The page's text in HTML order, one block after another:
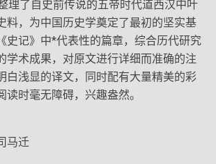
理了自史前传说的五帝时代道西汉中叶
料，为中国历史学奠定了最初的坚实基
史记》中*代表性的篇章，综合历代研究
学术成果，对原文进行详细而准确的注
白浅显的译文，同时配有大量精美的彩
读时毫无障碍，兴趣盎然。
马迁